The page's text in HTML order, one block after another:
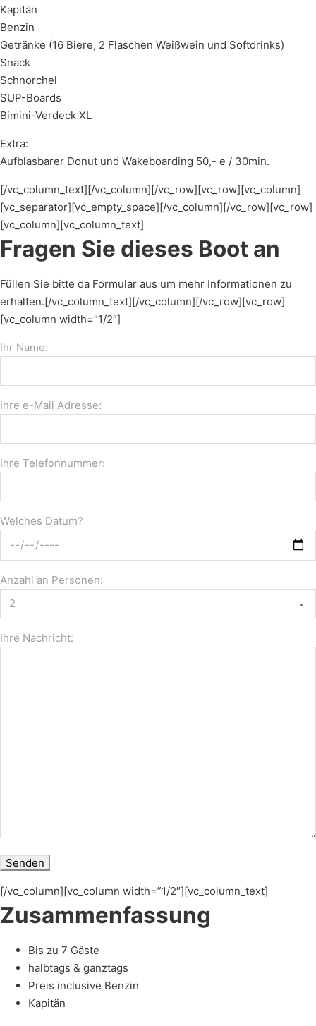
Kapitän
Benzin
Getränke (16 Biere, 2 Flaschen Weißwein und Softdrinks)
Snack
Schnorchel
SUP-Boards
Bimini-Verdeck XL
Extra:
Aufblasbarer Donut und Wakeboarding 50,- e / 30min.
[/vc_column_text][/vc_column][/vc_row][vc_row][vc_column]
[vc_separator][vc_empty_space][/vc_column][/vc_row][vc_row]
[vc_column][vc_column_text]
Fragen Sie dieses Boot an
Füllen Sie bitte da Formular aus um mehr Informationen zu
erhalten.[/vc_column_text][/vc_column][/vc_row][vc_row]
[vc_column width=”1/2″]
Ihr Name:
Ihre e-Mail Adresse:
Ihre Telefonnummer:
Welches Datum?
Anzahl an Personen:
Ihre Nachricht:
[/vc_column][vc_column width=”1/2″][vc_column_text]
Zusammenfassung
Bis zu 7 Gäste
halbtags & ganztags
Preis inclusive Benzin
Kapitän